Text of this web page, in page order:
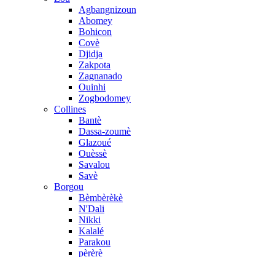
Agbangnizoun
Abomey
Bohicon
Covè
Djidja
Zakpota
Zagnanado
Ouinhi
Zogbodomey
Collines
Bantè
Dassa-zoumè
Glazoué
Ouèssè
Savalou
Savè
Borgou
Bèmbèrèkè
N'Dali
Nikki
Kalalé
Parakou
pèrèrè